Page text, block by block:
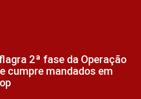
2ª fase da Operação
cumpre mandados em